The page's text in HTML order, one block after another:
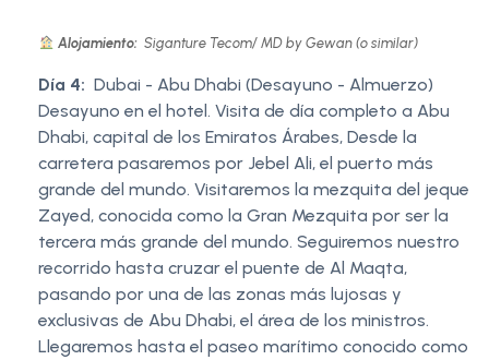
Alojamiento: Siganture Tecom/ MD by Gewan (o similar)
Día 4: Dubai - Abu Dhabi (Desayuno - Almuerzo)
Desayuno en el hotel. Visita de día completo a Abu
Dhabi, capital de los Emiratos Árabes, Desde la
carretera pasaremos por Jebel Ali, el puerto más
grande del mundo. Visitaremos la mezquita del jeque
Zayed, conocida como la Gran Mezquita por ser la
tercera más grande del mundo. Seguiremos nuestro
recorrido hasta cruzar el puente de Al Maqta,
pasando por una de las zonas más lujosas y
exclusivas de Abu Dhabi, el área de los ministros.
Llegaremos hasta el paseo marítimo conocido como